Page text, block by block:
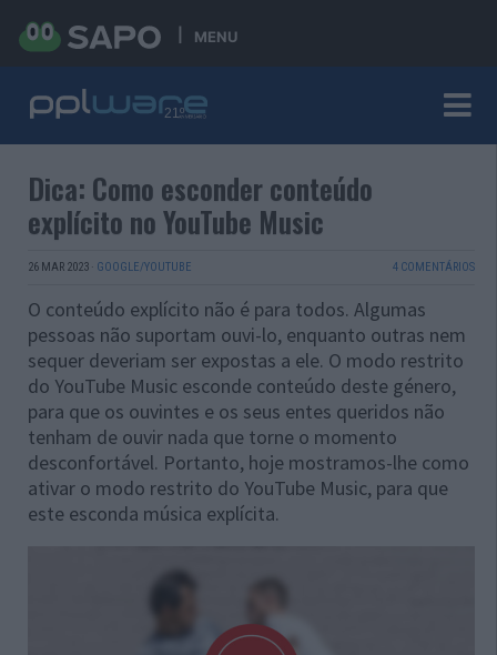
MENU
Dica: Como esconder conteúdo
explícito no YouTube Music
26 MAR 2023 · GOOGLE/YOUTUBE 4 COMENTÁRIOS
O conteúdo explícito não é para todos. Algumas
pessoas não suportam ouvi-lo, enquanto outras nem
sequer deveriam ser expostas a ele. O modo restrito
do YouTube Music esconde conteúdo deste género,
para que os ouvintes e os seus entes queridos não
tenham de ouvir nada que torne o momento
desconfortável. Portanto, hoje mostramos-lhe como
ativar o modo restrito do YouTube Music, para que
este esconda música explícita.